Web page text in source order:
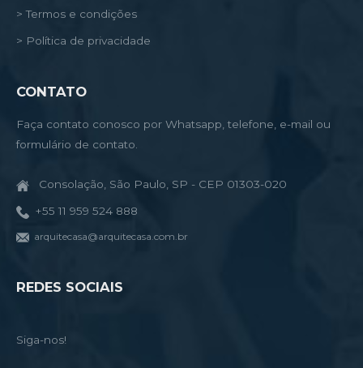
> Termos e condições
> Política de privacidade
CONTATO
Faça contato conosco por Whatsapp, telefone, e-mail ou
formulário de contato.
Consolação, São Paulo, SP - CEP 01303-020
+55 11 959 524 888
arquitecasa@arquitecasa.com.br
REDES SOCIAIS
Siga-nos!